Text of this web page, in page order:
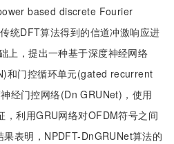
based discrete Fourier
统DFT算法得到的信道冲激响应进
上，提出一种基于深度神经网络
和门控循环单元(gated recurrent
经门控网络(Dn GRUNet)，使用
，利用GRU网络对OFDM符号之间
表明，NPDFT-DnGRUNet算法的